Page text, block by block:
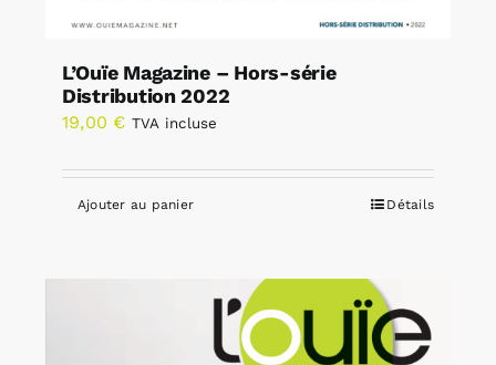
L’Ouïe Magazine – Hors-série
Distribution 2022
19,00 € TVA incluse
Ajouter au panier Détails